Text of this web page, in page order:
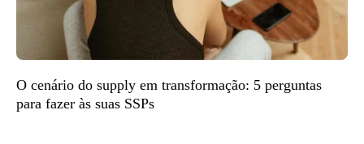
O cenário do supply em transformação: 5 perguntas
para fazer às suas SSPs